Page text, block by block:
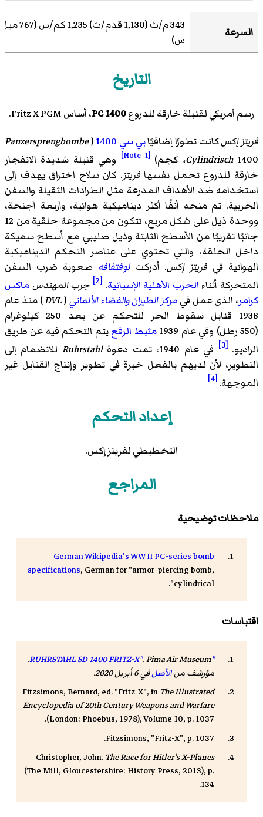
السرعة
343 م/ث (1,130 قدم/ث) 1,235
س)
التاريخ
رسم أمريكي لقنبلة خارقة للدروعPC 1400، أساس Fritz X PGM.
فريتز إكسكانت تطورًا إضافيًابي سي 1400 (
Panzersprengbombe
،Cylindrisch1400 كجم) [Note 1]
وهي قنبلة شديدة الانفجار
خارقة للدروع تحمل نفسهافريتز. كان سلاح اختراق يهدف إلى
استخدامه ضد الأهداف المدرعة مثل الطرادات الثقيلة والسفن
الحربية. تم منحه أنفًا أكثر ديناميكية هوائية، وأربعة أجنحة،
ووحدة ذيل على شكل مربع، تتكون من مجموعة حلقية من 12
جانبًا تقريبًا من الأسطح الثابتة وذيل صليبي مع أسطح سميكة
داخل الحلقة، والتي تحتوي على عناصر التحكم الديناميكية
الهوائية في فريتز إكس. أدركتلوفتفافه صعوبة ضرب السفن
المتحركة أثناء الحرب الأهلية الإسبانية.
[2] جرب المهندسماكس
كرامر، الذي عمل فيمركز الطيران والفضاء الألماني(
DVL) منذ عام
1938 قنابل سقوط الحر للتحكم عن بعد 250 كيلوغرام
(550 رطل) وفي عام 1939
مثبط الرفعيتم التحكم فيه عن طريق
الراديو.[3] في عام 1940، تمت دعوة Ruhrstahl للانضمام إلى
التطوير، لأن لديهم بالفعل خبرة في تطوير وإنتاج القنابل غير
الموجهة.[4]
إعداد التحكم
التخطيطي لفريتز إكس.
المراجع
ملاحظات توضيحية
German Wikipedia's WW II PC-series bomb
specifications, German for "armor-piercing bomb,
cylindrical".
اقتباسات
"RUHRSTAHL SD 1400 FRITZ-X"
. Pima Air Museum.
مؤرشف منالأصلفي 6 أبريل 2020.
Fitzsimons, Bernard, ed. "Fritz-X", in The Illustrated
Encyclopedia of 20th Century Weapons and Warfare
(London: Phoebus, 1978), Volume 10, p. 1037.
Fitzsimons, "Fritz-X", p. 1037.
Christopher, John. The Race for Hitler's X-Planes
(The Mill, Gloucestershire: History Press, 2013), p.
134.